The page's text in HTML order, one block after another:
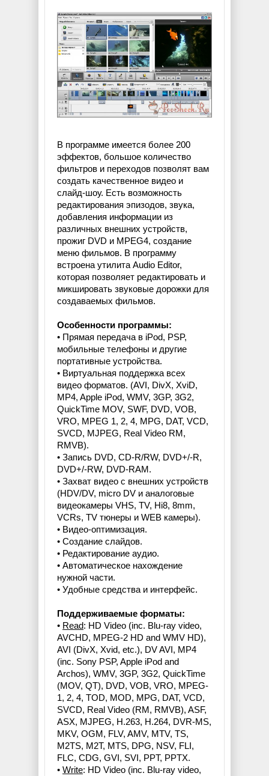
В программе имеется более 200
эффектов, большое количество
фильтров и переходов позволят вам
создать качественное видео и
слайд-шоу. Есть возможность
редактирования эпизодов, звука,
добавления информации из
различных внешних устройств,
прожиг DVD и MPEG4, создание
меню фильмов. В программу
встроена утилита Audio Editor,
которая позволяет редактировать и
микшировать звуковые дорожки для
создаваемых фильмов.
Особенности программы:
• Прямая передача в iPod, PSP,
мобильные телефоны и другие
портативные устройства.
• Виртуальная поддержка всех
видео форматов. (AVI, DivX, XviD,
MP4, Apple iPod, WMV, 3GP, 3G2,
QuickTime MOV, SWF, DVD, VOB,
VRO, MPEG 1, 2, 4, MPG, DAT, VCD,
SVCD, MJPEG, Real Video RM,
RMVB).
• Запись DVD, CD-R/RW, DVD+/-R,
DVD+/-RW, DVD-RAM.
• Захват видео с внешних устройств
(HDV/DV, micro DV и аналоговые
видеокамеры VHS, TV, Hi8, 8mm,
VCRs, TV тюнеры и WEB камеры).
• Видео-оптимизация.
• Создание слайдов.
• Редактирование аудио.
• Автоматическое нахождение
нужной части.
• Удобные средства и интерфейс.
Поддерживаемые форматы:
• Read: HD Video (inc. Blu-ray video,
AVCHD, MPEG-2 HD and WMV HD),
AVI (DivX, Xvid, etc.), DV AVI, MP4
(inc. Sony PSP, Apple iPod and
Archos), WMV, 3GP, 3G2, QuickTime
(MOV, QT), DVD, VOB, VRO, MPEG-
1, 2, 4, TOD, MOD, MPG, DAT, VCD,
SVCD, Real Video (RM, RMVB), ASF,
ASX, MJPEG, H.263, H.264, DVR-MS,
MKV, OGM, FLV, AMV, MTV, TS,
M2TS, M2T, MTS, DPG, NSV, FLI,
FLC, CDG, GVI, SVI, PPT, PPTX.
• Write: HD Video (inc. Blu-ray video,